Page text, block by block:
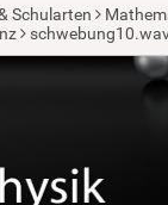
Schularten